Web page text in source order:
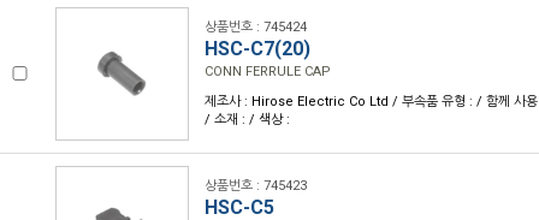
상품번호 : 745424
HSC-C7(20)
CONN FERRULE CAP
제조사 : Hirose Electric Co Ltd / 부속품 유형 : / 함께 사
/ 소재 : / 색상 :
상품번호 : 745423
HSC-C5